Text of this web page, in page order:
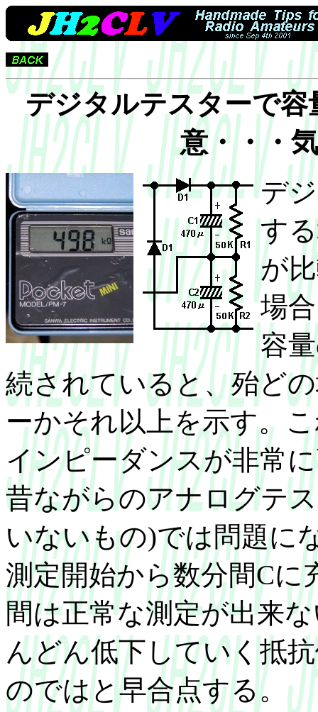
デジタルテスターで
意・・・
デ
す
が
場
容
続されていると、殆ど
ーかそれ以上を示す。
インピーダンスが非常
昔ながらのアナログテ
いないもの)では問題に
測定開始から数分間Cに
間は正常な測定が出来
んどん低下していく抵
のではと早合点する。